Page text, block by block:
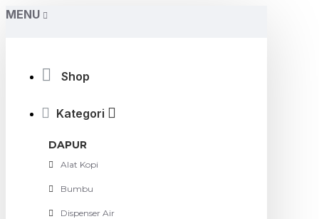
MENU
Shop
Kategori
DAPUR
Alat Kopi
Bumbu
Dispenser Air